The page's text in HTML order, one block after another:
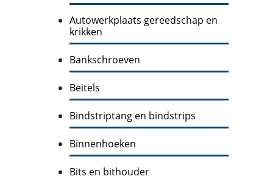
Autowerkplaats gereedschap en
krikken
Bankschroeven
Beitels
Bindstriptang en bindstrips
Binnenhoeken
Bits en bithouder